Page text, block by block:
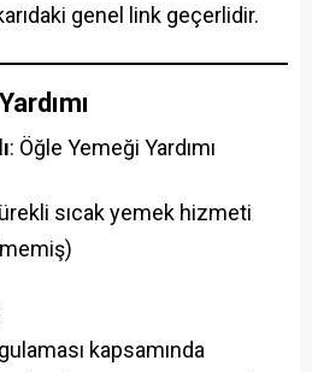
genel link geçerlidir.
: Öğle Yemeği Yardımı
sıcak yemek hizmeti
kapsamında